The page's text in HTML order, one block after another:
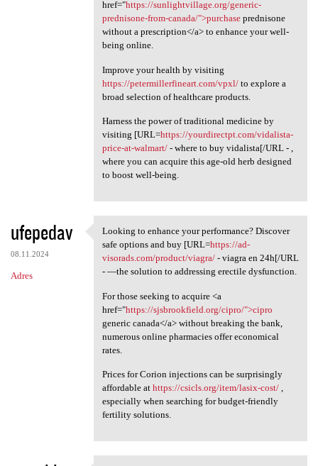
href="https://sunlightvillage.org/generic-
prednisone-from-canada/">purchaseprednisone
without a prescription</a> to enhance your well-
being online.
Improve your health by visiting
https://petermillerfineart.com/vpxl/to explore a
broad selection of healthcare products.
Harness the power of traditional medicine by
visiting [URL=https://yourdirectpt.com/vidalista-
price-at-walmart/- where to buy vidalista[/URL - ,
where you can acquire this age-old herb designed
to boost well-being.
ufepedav
08.11.2024
Adres
Looking to enhance your
Looking to enhance your performance? Discover
safe options and buy [URL=https://ad-
visorads.com/product/viagra/- viagra en 24h[/URL
- —the solution to addressing erectile dysfunction.
For those seeking to acquire <a
href="https://sjsbrookfield.org/cipro/">cipro
generic canada</a> without breaking the bank,
numerous online pharmacies offer economical
rates.
Prices for Corion injections can be surprisingly
affordable at https://csicls.org/item/lasix-cost/,
especially when searching for budget-friendly
fertility solutions.